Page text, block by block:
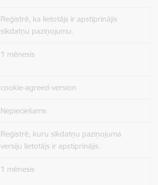
Reģistrē, ka lietotājs ir apstiprinājis
sīkdatņu paziņojumu.
1 mēnesis
cookie-agreed-version
Nepieciešams
Reģistrē, kuru sīkdatņu paziņojuma
versiju lietotājs ir apstiprinājis.
1 mēnesis